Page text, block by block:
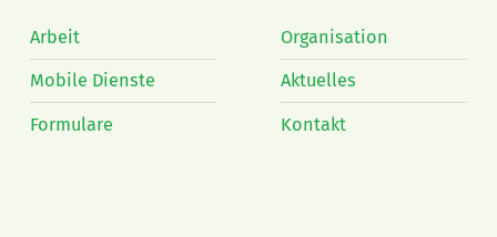
Arbeit
Mobile Dienste
Formulare
Organisation
Aktuelles
Kontakt